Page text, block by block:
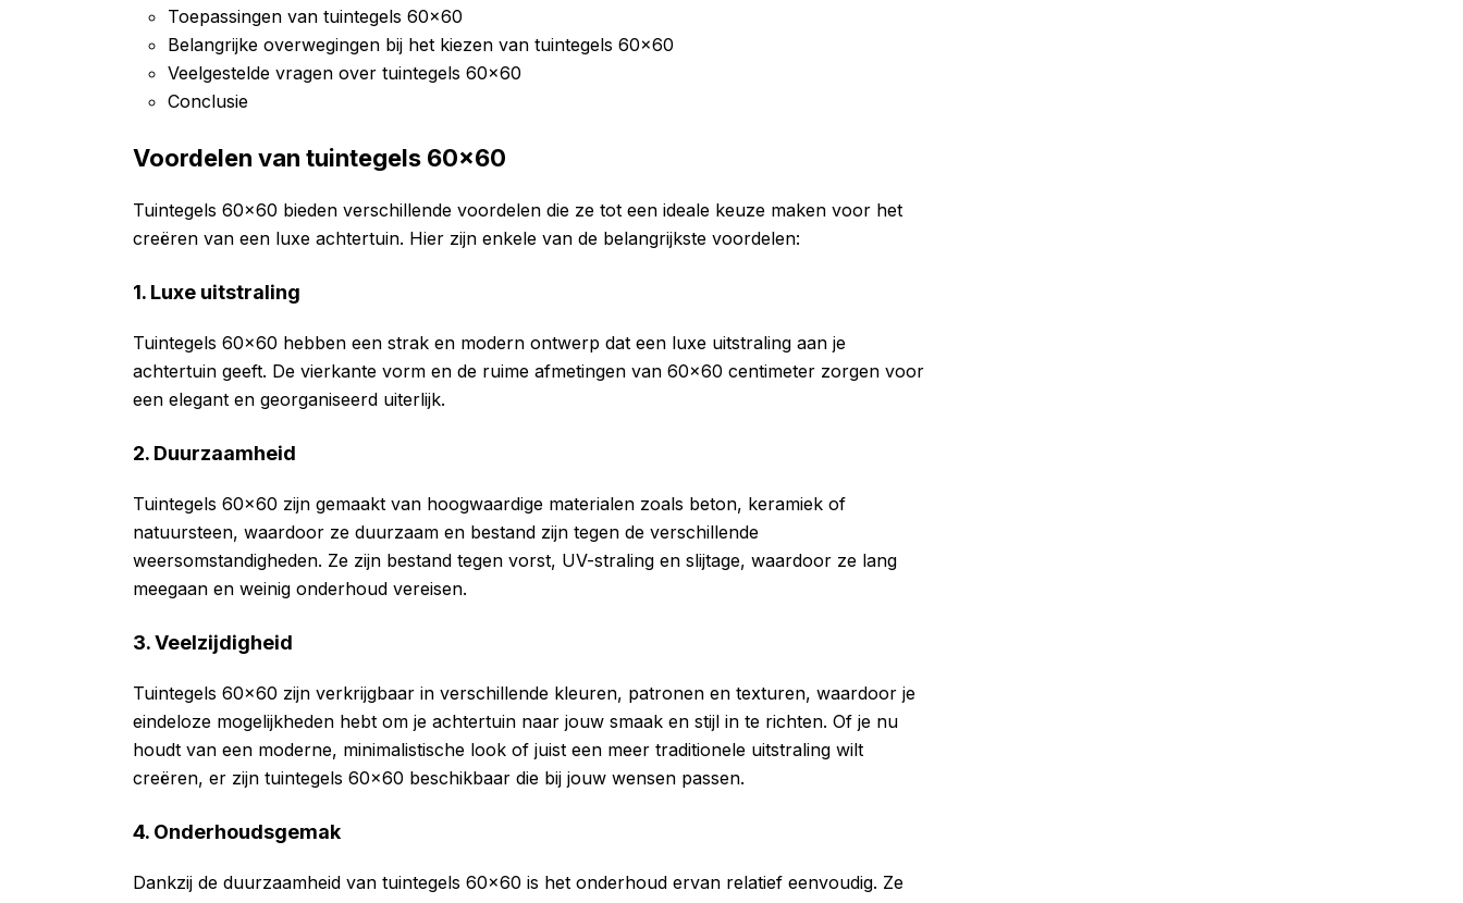
Toepassingen van tuintegels 60×60
Belangrijke overwegingen bij het kiezen van tuintegels 60×60
Veelgestelde vragen over tuintegels 60×60
Conclusie
Voordelen van tuintegels 60×60
Tuintegels 60×60 bieden verschillende voordelen die ze tot een ideale keuze maken voor het
creëren van een luxe achtertuin. Hier zijn enkele van de belangrijkste voordelen:
1. Luxe uitstraling
Tuintegels 60×60 hebben een strak en modern ontwerp dat een luxe uitstraling aan je
achtertuin geeft. De vierkante vorm en de ruime afmetingen van 60×60 centimeter zorgen voor
een elegant en georganiseerd uiterlijk.
2. Duurzaamheid
Tuintegels 60×60 zijn gemaakt van hoogwaardige materialen zoals beton, keramiek of
natuursteen, waardoor ze duurzaam en bestand zijn tegen de verschillende
weersomstandigheden. Ze zijn bestand tegen vorst, UV-straling en slijtage, waardoor ze lang
meegaan en weinig onderhoud vereisen.
3. Veelzijdigheid
Tuintegels 60×60 zijn verkrijgbaar in verschillende kleuren, patronen en texturen, waardoor je
eindeloze mogelijkheden hebt om je achtertuin naar jouw smaak en stijl in te richten. Of je nu
houdt van een moderne, minimalistische look of juist een meer traditionele uitstraling wilt
creëren, er zijn tuintegels 60×60 beschikbaar die bij jouw wensen passen.
4. Onderhoudsgemak
Dankzij de duurzaamheid van tuintegels 60×60 is het onderhoud ervan relatief eenvoudig. Ze